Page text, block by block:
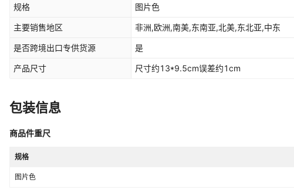
规格 图片色
主要销售地区 非洲,欧洲,南美,东南亚,北美,东北亚,中东
是否跨境出口专供货源 是
产品尺寸 尺寸约13*9.5cm误差约1cm
包装信息
商品件重尺
规格
图片色